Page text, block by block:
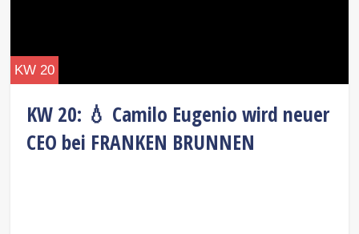
KW 20: 💧 Camilo Eugenio wird neuer
CEO bei FRANKEN BRUNNEN
KW 20